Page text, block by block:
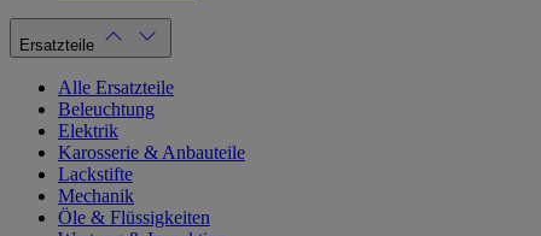
Ersatzteile
Alle Ersatzteile
Beleuchtung
Elektrik
Karosserie & Anbauteile
Lackstifte
Mechanik
Öle & Flüssigkeiten